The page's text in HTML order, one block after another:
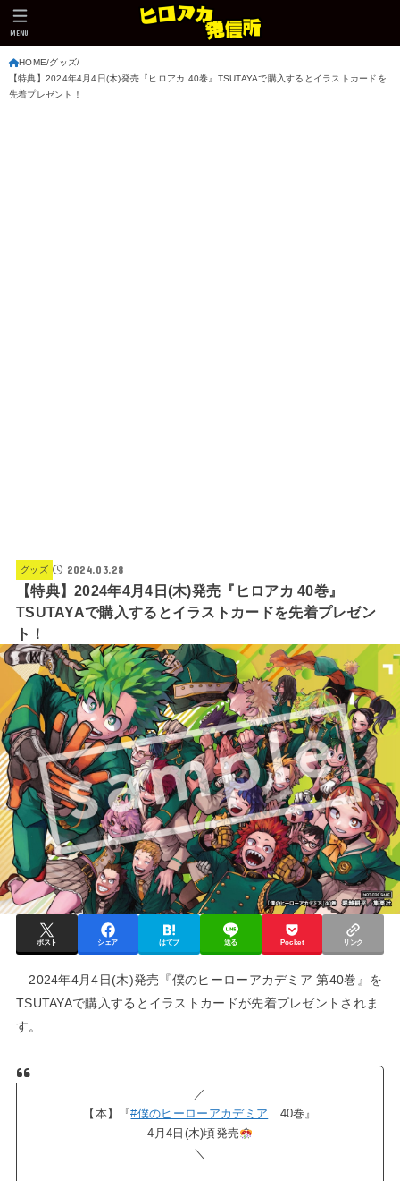
MENU
HOME グッズ
【特典】2024年4月4日(木)発売『ヒロアカ 40巻』TSUTAYAで購入するとイラストカードを
先着プレゼント！
グッズ 2024.03.28
【特典】2024年4月4日(木)発売『ヒロアカ 40巻』
TSUTAYAで購入するとイラストカードを先着プレゼン
ト！
ポスト シェア はてブ 送る Pocket リンク
2024年4月4日(木)発売『僕のヒーローアカデミア 第40巻』を
TSUTAYAで購入するとイラストカードが先着プレゼントされま
す。
／
【本】『#僕のヒーローアカデミア 40巻』
4月4日(木)頃発売
＼